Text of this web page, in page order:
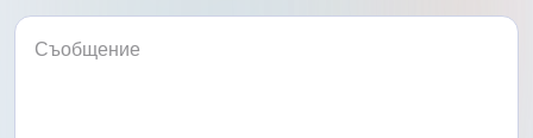
Изберете
цел
Изберете
цел